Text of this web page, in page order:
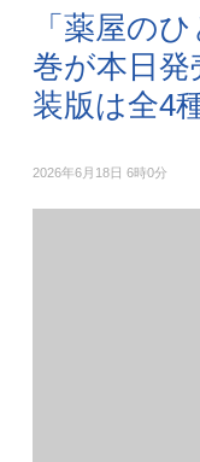
「薬屋の
巻が本日
装版は全4
2026年6月18日 6時0分